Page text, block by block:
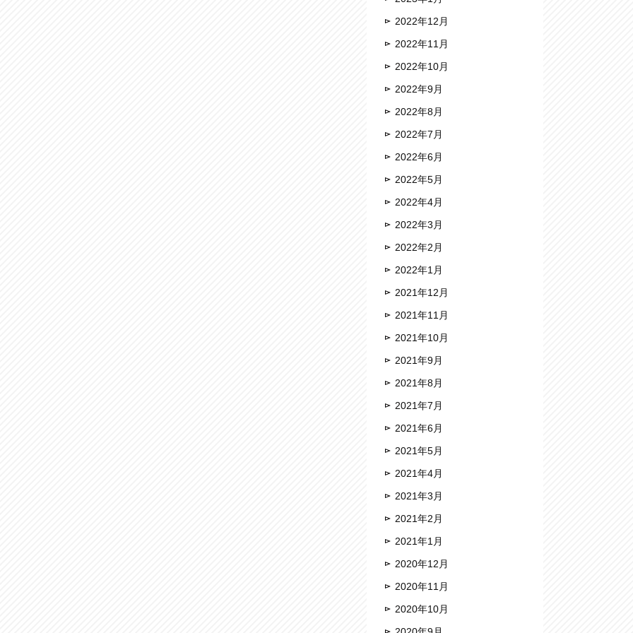
2022年12月
2022年11月
2022年10月
2022年9月
2022年8月
2022年7月
2022年6月
2022年5月
2022年4月
2022年3月
2022年2月
2022年1月
2021年12月
2021年11月
2021年10月
2021年9月
2021年8月
2021年7月
2021年6月
2021年5月
2021年4月
2021年3月
2021年2月
2021年1月
2020年12月
2020年11月
2020年10月